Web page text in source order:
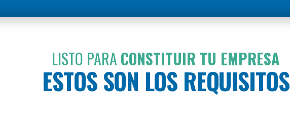
LISTO PARA CONSTITUIR TU EMPRESA
ESTOS SON LOS REQUISITOS